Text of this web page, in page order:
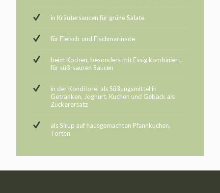
in Kräutersaucen für grüne Salate
für Fleisch-und Fischmarinade
beim Kochen, besonders mit Essig kombiniert,
für süß-sauren Saucen
in der Konditorei als Süßungsmittel in
Getränken, Joghurt, Kuchen und Gebäck als
Zuckerersatz
als Sirup auf hausgemachten Pfannkuchen,
Torten